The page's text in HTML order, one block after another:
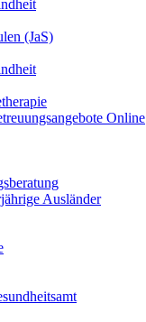
(JaS)
Online
Ausländer